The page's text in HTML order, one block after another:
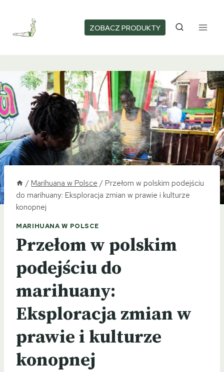
treści
ZOBACZ PRODUKTY
/ Marihuana w Polsce / Przełom w polskim podejściu
do marihuany: Eksploracja zmian w prawie i kulturze
konopnej
MARIHUANA W POLSCE
Przełom w polskim
podejściu do
marihuany:
Eksploracja zmian w
prawie i kulturze
konopnej